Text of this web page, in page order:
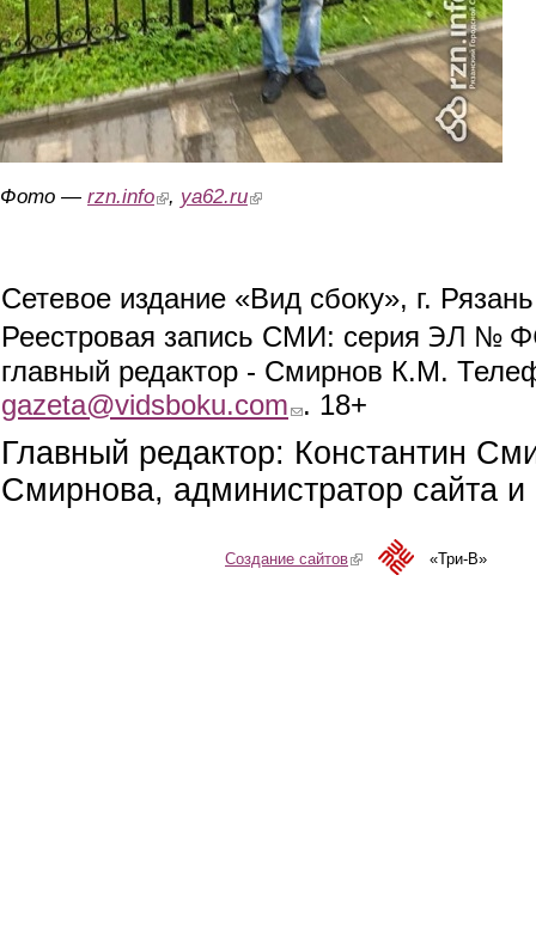
Фото — rzn.info(link is external)
, ya62.ru(link is external)
Сетевое издание «Вид сбоку», г.
Реестровая запись СМИ: серия ЭЛ №
главный редактор - Смирнов К.М.
gazeta@vidsboku.com (link sends e-mail)
. 18+
Главный редактор: Константин
Смирнова, администратор сайта
Создание сайтов(link is external)«Три-В»